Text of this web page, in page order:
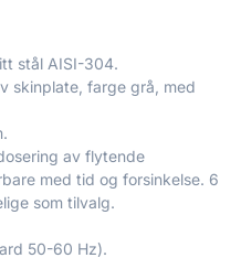
stål AISI-304.
skinplate, farge grå, med
av flytende
med tid og forsinkelse. 6
som tilvalg.
50-60 Hz).